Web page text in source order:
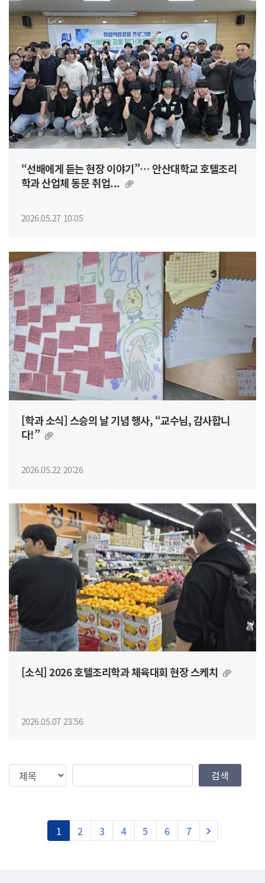
“선배에게 듣는 현장 이야기”… 안산대학교 호텔조리
학과 산업체 동문 취업...
2026.05.27 10:05
[학과 소식] 스승의 날 기념 행사, “교수님, 감사합니
다!”
2026.05.22 20:26
[소식] 2026 호텔조리학과 체육대회 현장 스케치
2026.05.07 23:56
검색조건 검색값 검색
1 2 3 4 5 6 7 keyboard_arrow_right